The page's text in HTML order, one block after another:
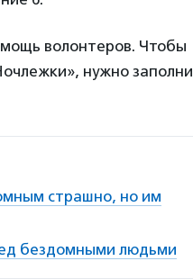
волонтеров. Чтобы
нужно
страшно, но им
бездомными людьми